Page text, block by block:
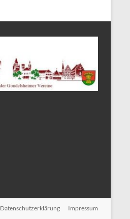
Datenschutzerklärung Impressum